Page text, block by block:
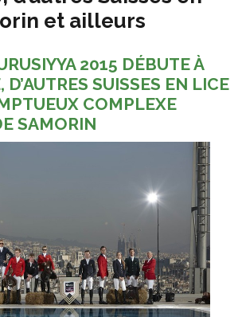
et ailleurs
2015 DÉBUTE À
SUISSES EN LICE
COMPLEXE
SAMORIN